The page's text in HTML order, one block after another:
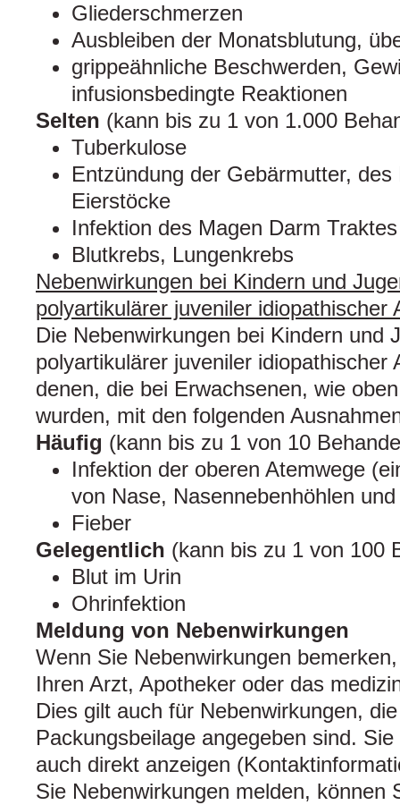
Gliederschmerzen
Ausbleiben der Monatsblutung,
grippeähnliche Beschwerden,
infusionsbedingte Reaktionen
Selten (kann bis zu 1 von 1.000
Tuberkulose
Entzündung der Gebärmutter,
Eierstöcke
Infektion des Magen Darm Traktes
Blutkrebs, Lungenkrebs
Nebenwirkungen bei Kindern und
polyartikulärer juveniler idiopathischer
Die Nebenwirkungen bei Kindern und
polyartikulärer juveniler idiopathischer
denen, die bei Erwachsenen, wie
wurden, mit den folgenden
Häufig (kann bis zu 1 von 10
Infektion der oberen Atemwege
von Nase, Nasennebenhöhlen
Fieber
Gelegentlich (kann bis zu 1 von 100
Blut im Urin
Ohrinfektion
Meldung von Nebenwirkungen
Wenn Sie Nebenwirkungen
Ihren Arzt, Apotheker oder das
Dies gilt auch für Nebenwirkungen,
Packungsbeilage angegeben sind.
auch direkt anzeigen
Sie Nebenwirkungen melden, können